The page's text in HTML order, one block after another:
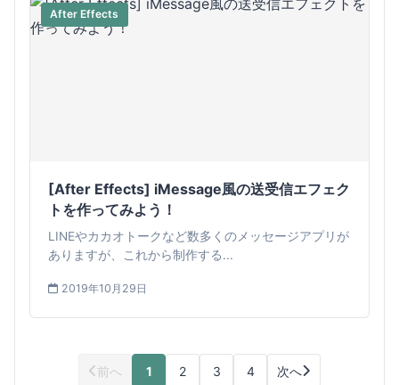
After Effects
[After Effects] iMessage風の送受信エフェク
トを作ってみよう！
LINEやカカオトークなど数多くのメッセージアプリが
ありますが、これから制作する...
2019年10月29日
前へ 1 2 3 4 次へ